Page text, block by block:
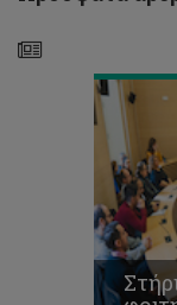
του
,
με
θέμα
την